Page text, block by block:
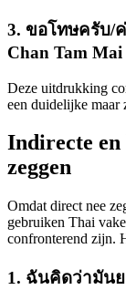
3. ขอโทษครับ/
Chan Tam
Deze uitdrukking
een duidelijke maar
Indirecte en
zeggen
Omdat direct nee
gebruiken Thai
confronterend zijn.
1. ฉันคิดว่ามันย